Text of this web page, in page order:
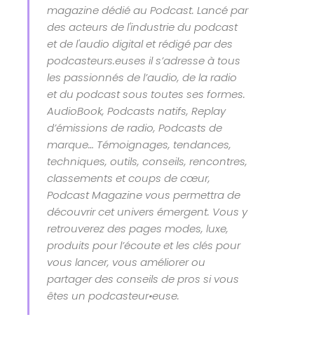
magazine dédié au Podcast. Lancé par
des acteurs de l'industrie du podcast
et de l'audio digital et rédigé par des
podcasteurs.euses il s’adresse à tous
les passionnés de l’audio, de la radio
et du podcast sous toutes ses formes.
AudioBook, Podcasts natifs, Replay
d’émissions de radio, Podcasts de
marque… Témoignages, tendances,
techniques, outils, conseils, rencontres,
classements et coups de cœur,
Podcast Magazine vous permettra de
découvrir cet univers émergent. Vous y
retrouverez des pages modes, luxe,
produits pour l’écoute et les clés pour
vous lancer, vous améliorer ou
partager des conseils de pros si vous
êtes un podcasteur•euse.